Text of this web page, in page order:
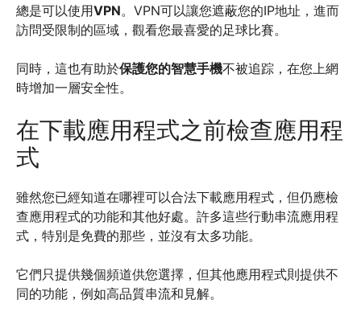
總是可以使用VPN。VPN可以讓您遮蔽您的IP地址，進而
訪問受限制的區域，觀看您最喜愛的足球比賽。
同時，這也有助於保護您的智慧手機不被追踪，在您上網
時增加一層安全性。
在下載應用程式之前檢查應用程
式
雖然您已經知道在哪裡可以合法下載應用程式，但仍應檢
查應用程式的功能和其他好處。許多這些行動串流應用程
式，特別是免費的那些，並沒有太多功能。
它們只提供幾個頻道供您選擇，但其他應用程式則提供不
同的功能，例如高品質串流和見解。